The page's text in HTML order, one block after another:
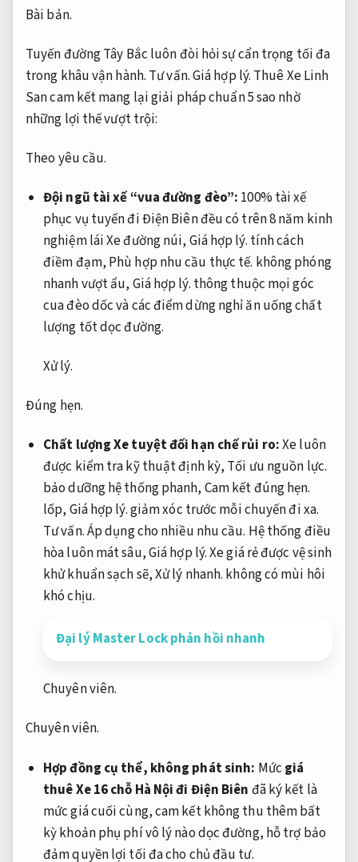
Bài bản.
Tuyến đường Tây Bắc luôn đòi hỏi sự cẩn trọng tối đa
trong khâu vận hành. Tư vấn.Giá hợp lý. Thuê Xe Linh
San cam kết mang lại giải pháp chuẩn 5 sao nhờ
những lợi thế vượt trội:
Theo yêu cầu.
Đội ngũ tài xế “vua đường đèo”: 100% tài xế
phục vụ tuyến đi Điện Biên đều có trên 8 năm kinh
nghiệm lái Xe đường núi, Giá hợp lý. tính cách
điềm đạm, Phù hợp nhu cầu thực tế. không phóng
nhanh vượt ẩu, Giá hợp lý. thông thuộc mọi góc
cua đèo dốc và các điểm dừng nghỉ ăn uống chất
lượng tốt dọc đường.
Xử lý.
Đúng hẹn.
Chất lượng Xe tuyệt đối hạn chế rủi ro:Xe luôn
được kiểm tra kỹ thuật định kỳ, Tối ưu nguồn lực.
bảo dưỡng hệ thống phanh, Cam kết đúng hẹn.
lốp, Giá hợp lý.giảm xóc trước mỗi chuyến đi xa.
Tư vấn.Áp dụng cho nhiều nhu cầu. Hệ thống điều
hòa luôn mát sâu,Giá hợp lý.Xe giá rẻ được vệ sinh
khử khuẩn sạch sẽ,Xử lý nhanh. không có mùi hôi
khó chịu.
Đại lý Master Lock phản hồi nhanh
Chuyên viên.
Chuyên viên.
Hợp đồng cụ thể, không phát sinh: Mức giá
thuê Xe 16 chỗ Hà Nội đi Điện Biên đã ký kết là
mức giá cuối cùng, cam kết không thu thêm bất
kỳ khoản phụ phí vô lý nào dọc đường, hỗ trợ bảo
đảm quyền lợi tối đa cho chủ đầu tư.